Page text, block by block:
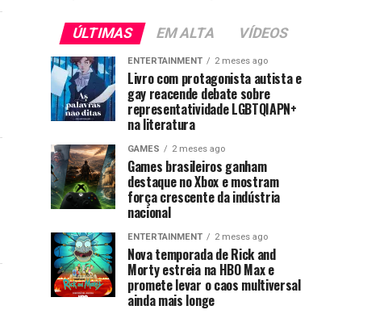
ÚLTIMAS EM ALTA VÍDEOS
ENTERTAINMENT 2 meses ago
Livro com protagonista autista e
gay reacende debate sobre
representatividade LGBTQIAPN+
na literatura
GAMES 2 meses ago
Games brasileiros ganham
destaque no Xbox e mostram
força crescente da indústria
nacional
ENTERTAINMENT 2 meses ago
Nova temporada de Rick and
Morty estreia na HBO Max e
promete levar o caos multiversal
ainda mais longe